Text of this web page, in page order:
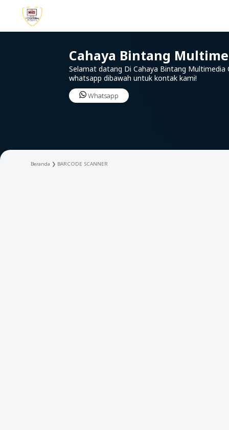
Cahaya Bintang
Selamat datang Di Cahaya Bintang
whatsapp dibawah untuk kontak kami!
Whatsapp
Beranda ❯ BARCODE SCANNER